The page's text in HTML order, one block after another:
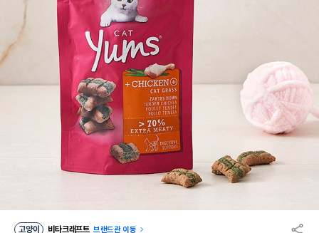
고양이 비타크래프트 브랜드관 이동